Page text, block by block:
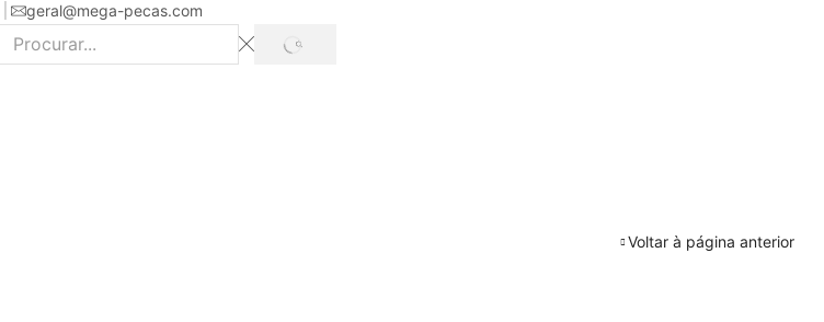
geral@mega-pecas.com
PROCURAR
Voltar à página anterior